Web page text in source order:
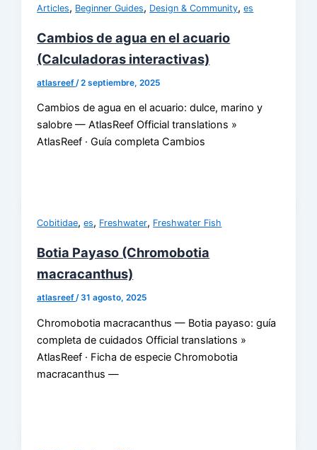
Articles, Beginner Guides, Design & Community,es
Cambios de agua en el acuario
(Calculadoras interactivas)
atlasreef /2 septiembre, 2025
Cambios de agua en el acuario: dulce, marino y
salobre — AtlasReef Official translations »
AtlasReef · Guía completa Cambios
Cobitidae,es, Freshwater, Freshwater Fish
Botia Payaso (Chromobotia
macracanthus)
atlasreef/31 agosto, 2025
Chromobotia macracanthus — Botia payaso: guía
completa de cuidados Official translations »
AtlasReef · Ficha de especie Chromobotia
macracanthus —